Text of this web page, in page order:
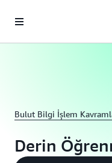
Bulut Bilgi İşlem
Derin